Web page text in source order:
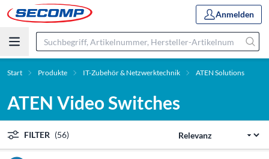
Anmelden
Start Produkte IT-Zubehör & Netzwerktechnik ATEN Solutions
ATEN Video Switches
FILTER (56)